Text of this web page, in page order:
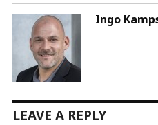
Ingo
LEAVE A REPLY